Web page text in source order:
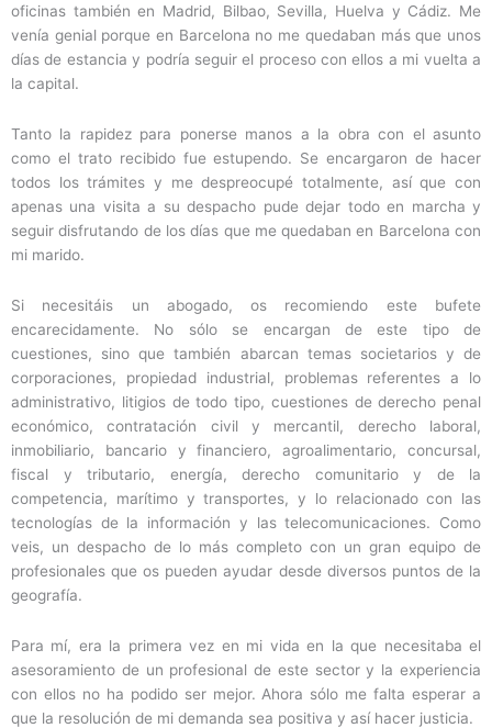
oficinas también en Madrid, Bilbao, Sevilla, Huelva y Cádiz. Me
venía genial porque en Barcelona no me quedaban más que unos
días de estancia y podría seguir el proceso con ellos a mi vuelta a
la capital.
Tanto la rapidez para ponerse manos a la obra con el asunto
como el trato recibido fue estupendo. Se encargaron de hacer
todos los trámites y me despreocupé totalmente, así que con
apenas una visita a su despacho pude dejar todo en marcha y
seguir disfrutando de los días que me quedaban en Barcelona con
mi marido.
Si necesitáis un abogado, os recomiendo este bufete
encarecidamente. No sólo se encargan de este tipo de
cuestiones, sino que también abarcan temas societarios y de
corporaciones, propiedad industrial, problemas referentes a lo
administrativo, litigios de todo tipo, cuestiones de derecho penal
económico, contratación civil y mercantil, derecho laboral,
inmobiliario, bancario y financiero, agroalimentario, concursal,
fiscal y tributario, energía, derecho comunitario y de la
competencia, marítimo y transportes, y lo relacionado con las
tecnologías de la información y las telecomunicaciones. Como
veis, un despacho de lo más completo con un gran equipo de
profesionales que os pueden ayudar desde diversos puntos de la
geografía.
Para mí, era la primera vez en mi vida en la que necesitaba el
asesoramiento de un profesional de este sector y la experiencia
con ellos no ha podido ser mejor. Ahora sólo me falta esperar a
que la resolución de mi demanda sea positiva y así hacer justicia.